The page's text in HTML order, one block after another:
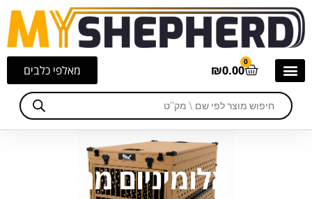
מאלפי כלבים ₪0.00
0
כלוב אלומיניום מתקפל